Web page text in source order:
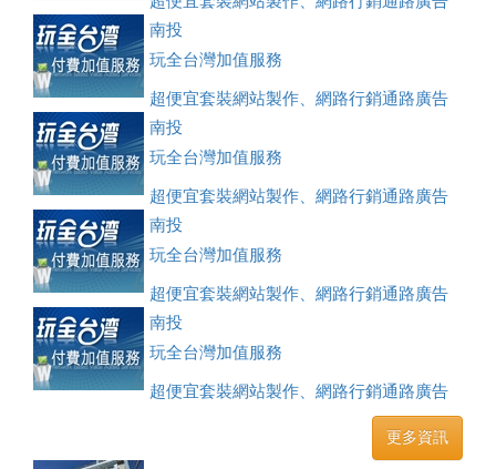
刊登、訂房系統、客房委託旅行社銷售，全面優惠中....
南投
玩全台灣加值服務
超便宜套裝網站製作、網路行銷通路廣告
刊登、訂房系統、客房委託旅行社銷售，全面優惠中....
南投
玩全台灣加值服務
超便宜套裝網站製作、網路行銷通路廣告
刊登、訂房系統、客房委託旅行社銷售，全面優惠中....
南投
玩全台灣加值服務
超便宜套裝網站製作、網路行銷通路廣告
刊登、訂房系統、客房委託旅行社銷售，全面優惠中....
南投
玩全台灣加值服務
超便宜套裝網站製作、網路行銷通路廣告
刊登、訂房系統、客房委託旅行社銷售，全面優惠中....
更多資訊